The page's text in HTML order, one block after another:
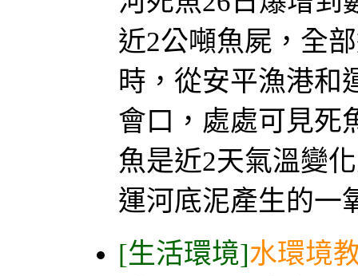
近2公噸魚屍，全
時，從安平漁港和
會口，處處可見死
魚是近2天氣溫變
運河底泥產生的一
[生活環境]水環境